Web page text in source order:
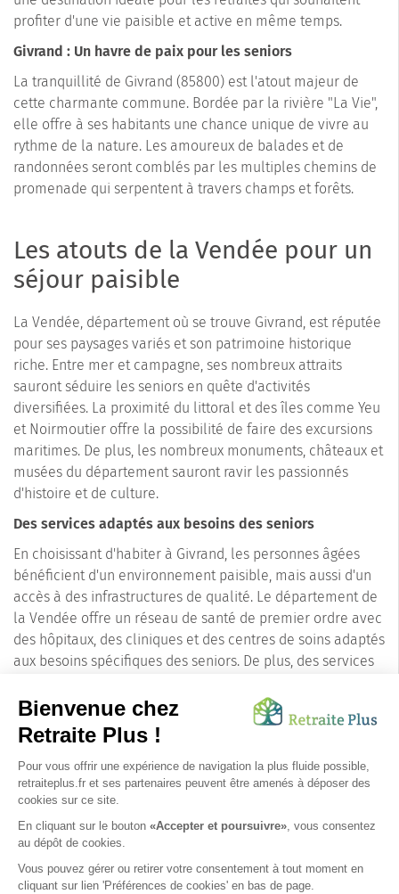
profiter d'une vie paisible et active en même temps.
Givrand : Un havre de paix pour les seniors
La tranquillité de Givrand (85800) est l'atout majeur de
cette charmante commune. Bordée par la rivière "La Vie",
elle offre à ses habitants une chance unique de vivre au
rythme de la nature. Les amoureux de balades et de
randonnées seront comblés par les multiples chemins de
promenade qui serpentent à travers champs et forêts.
Les atouts de la Vendée pour un
séjour paisible
La Vendée, département où se trouve Givrand, est réputée
pour ses paysages variés et son patrimoine historique
riche. Entre mer et campagne, ses nombreux attraits
sauront séduire les seniors en quête d'activités
diversifiées. La proximité du littoral et des îles comme Yeu
et Noirmoutier offre la possibilité de faire des excursions
maritimes. De plus, les nombreux monuments, châteaux et
musées du département sauront ravir les passionnés
d'histoire et de culture.
Des services adaptés aux besoins des seniors
En choisissant d'habiter à Givrand, les personnes âgées
bénéficient d'un environnement paisible, mais aussi d'un
accès à des infrastructures de qualité. Le département de
la Vendée offre un réseau de santé de premier ordre avec
des hôpitaux, des cliniques et des centres de soins adaptés
aux besoins spécifiques des seniors. De plus, des services
quotidien des aînés.
En conclusion, Givrand, grâce à sa situation privilégiée en
recherchant une maison de retraite. Avec sa nature
apaisante et ses services adaptés, cette commune offre un
cadre de vie des plus agréables pour les personnes âgées.